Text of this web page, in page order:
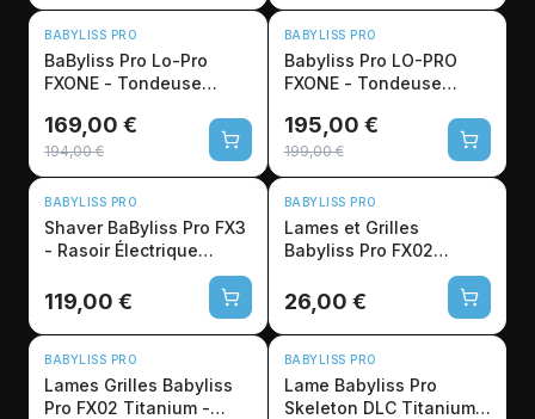
-13%
BABYLISS PRO
BaByliss Pro Lo-Pro
FXONE - Tondeuse
169,00 €
194,00 €
-2%
BABYLISS PRO
Babyliss Pro LO-PRO
FXONE - Tondeuse
150min
195,00 €
199,00 €
BABYLISS PRO
Shaver BaByliss Pro FX3
- Rasoir Électrique
Professionnel Barbier
119,00 €
BABYLISS PRO
Lames et Grilles
Babyliss Pro FX02
Titanium - Rechange
Shaver
26,00 €
BABYLISS PRO
Lames Grilles Babyliss
Pro FX02 Titanium -
BABYLISS PRO
Lame Babyliss Pro
Skeleton DLC Titanium